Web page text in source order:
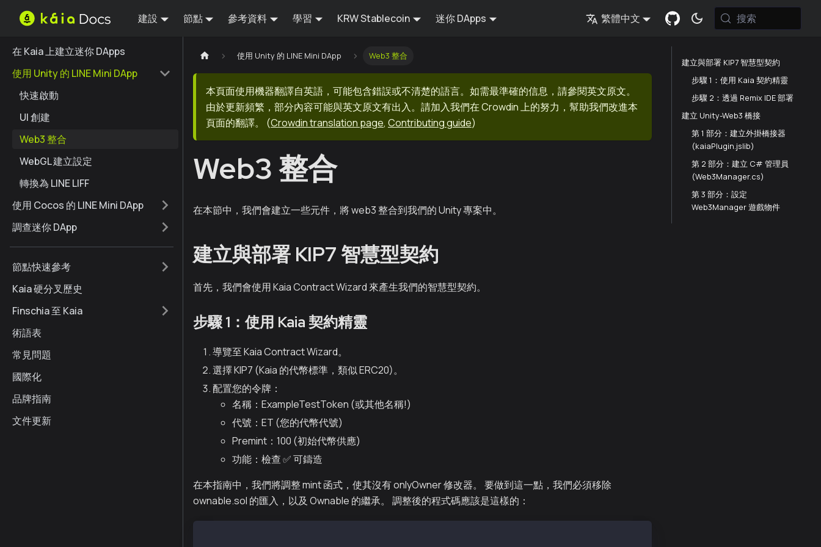
建設 節點 參考資料 學習 KRW Stablecoin 迷你 DApps 繁體中文 搜索
在 Kaia 上建立迷你 DApps
使用 Unity 的 LINE Mini DApp
快速啟動
UI 創建
Web3 整合
WebGL 建立設定
轉換為 LINE LIFF
使用 Cocos 的 LINE Mini DApp
調查迷你 DApp
節點快速參考
Kaia 硬分叉歷史
Finschia 至 Kaia
術語表
常見問題
國際化
品牌指南
文件更新
使用 Unity 的 LINE Mini DApp Web3 整合
本頁面使用機器翻譯自英語，可能包含錯誤或不清楚的語言。如需最準確的信息，請參閱英文原文。
由於更新頻繁，部分內容可能與英文原文有出入。請加入我們在 Crowdin 上的努力，幫助我們改進本
頁面的翻譯。
(Crowdin translation page, Contributing guide)
Web3 整合
在本節中，我們會建立一些元件，將 web3 整合到我們的 Unity 專案中。
建立與部署 KIP7 智慧型契約
首先，我們會使用 Kaia Contract Wizard 來產生我們的智慧型契約。
步驟 1：使用 Kaia 契約精靈
導覽至 Kaia Contract Wizard。
選擇 KIP7 (Kaia 的代幣標準，類似 ERC20)。
配置您的令牌：
名稱：ExampleTestToken (或其他名稱!)
代號：ET (您的代幣代號)
Premint：100 (初始代幣供應)
功能：檢查 ✅ 可鑄造
在本指南中，我們將調整 mint 函式，使其沒有 onlyOwner 修改器。 要做到這一點，我們必須移除
ownable.sol 的匯入，以及 Ownable 的繼承。 調整後的程式碼應該是這樣的：
建立與部署 KIP7 智慧型契約
步驟 1：使用 Kaia 契約精靈
步驟 2：透過 Remix IDE 部署
建立 Unity-Web3 橋接
第 1 部分：建立外掛橋接器
(kaiaPlugin.jslib)
第 2 部分：建立 C# 管理員
(Web3Manager.cs)
第 3 部分：設定
Web3Manager 遊戲物件